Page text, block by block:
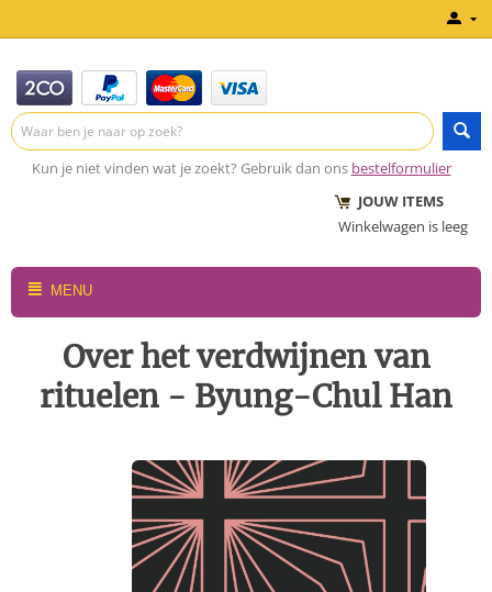
Kun je niet vinden wat je zoekt? Gebruik dan ons bestelformulier
JOUW ITEMS
Winkelwagen is leeg
MENU
Over het verdwijnen van
rituelen - Byung-Chul Han